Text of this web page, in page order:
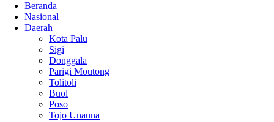
Beranda
Nasional
Daerah
Kota Palu
Sigi
Donggala
Parigi Moutong
Tolitoli
Buol
Poso
Tojo Unauna